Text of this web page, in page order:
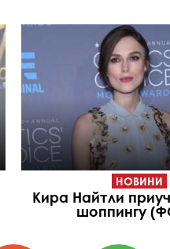
НОВИНИ
Кира Найтли
шоппингу